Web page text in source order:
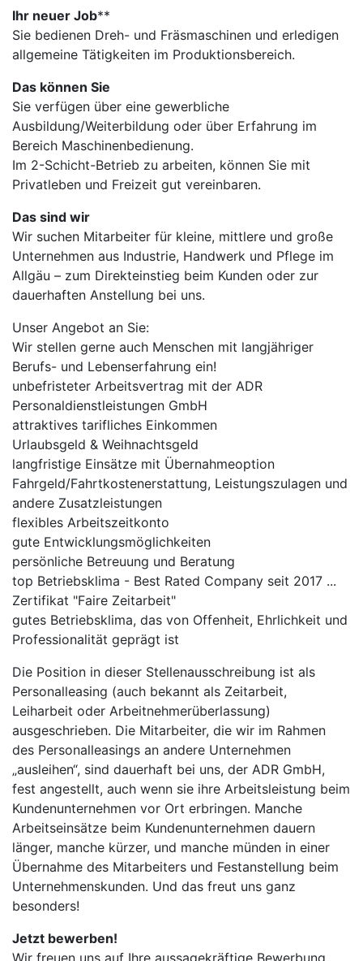
Ihr neuer Job​**
Sie bedienen Dreh- und Fräsmaschinen und erledigen
allgemeine Tätigkeiten im Produktionsbereich.
Das können Sie
Sie verfügen über eine gewerbliche
Ausbildung/Weiterbildung oder über Erfahrung im
Bereich Maschinenbedienung.
Im 2-Schicht-Betrieb zu arbeiten, können Sie mit
Privatleben und Freizeit gut vereinbaren.
Das sind wir
Wir suchen Mitarbeiter für kleine, mittlere und große
Unternehmen aus Industrie, Handwerk und Pflege im
Allgäu – zum Direkteinstieg beim Kunden oder zur
dauerhaften Anstellung bei uns.
Unser Angebot an Sie:
Wir stellen gerne auch Menschen mit langjähriger
Berufs- und Lebenserfahrung ein!
unbefristeter Arbeitsvertrag mit der ADR
Personaldienstleistungen GmbH
attraktives tarifliches Einkommen
Urlaubsgeld & Weihnachtsgeld
langfristige Einsätze mit Übernahmeoption
Fahrgeld/Fahrtkostenerstattung, Leistungszulagen und
andere Zusatzleistungen
flexibles Arbeitszeitkonto
gute Entwicklungsmöglichkeiten
persönliche Betreuung und Beratung
top Betriebsklima - Best Rated Company seit 2017 ...
Zertifikat "Faire Zeitarbeit"
gutes Betriebsklima, das von Offenheit, Ehrlichkeit und
Professionalität geprägt ist
Die Position in dieser Stellenausschreibung ist als
Personalleasing (auch bekannt als Zeitarbeit,
Leiharbeit oder Arbeitnehmerüberlassung)
ausgeschrieben. Die Mitarbeiter, die wir im Rahmen
des Personalleasings an andere Unternehmen
„ausleihen“, sind dauerhaft bei uns, der ADR GmbH,
fest angestellt, auch wenn sie ihre Arbeitsleistung beim
Kundenunternehmen vor Ort erbringen. Manche
Arbeitseinsätze beim Kundenunternehmen dauern
länger, manche kürzer, und manche münden in einer
Übernahme des Mitarbeiters und Festanstellung beim
Unternehmenskunden. Und das freut uns ganz
besonders!
Jetzt bewerben!
Wir freuen uns auf Ihre aussagekräftige Bewerbung.